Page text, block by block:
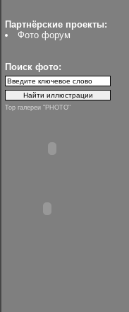
Партнёрские проекты:
Фото форум
Поиск фото:
Top галереи "PHOTO"